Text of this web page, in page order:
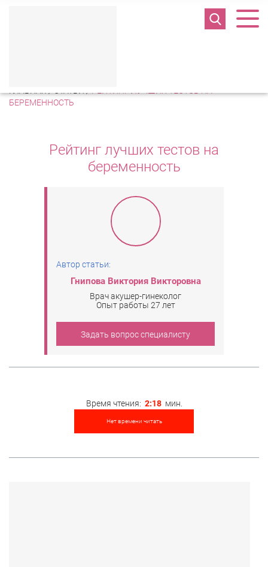
БЕРЕМЕННОСТЬ
Рейтинг лучших тестов на
беременность
Автор статьи:
Гнипова Виктория Викторовна
Врач акушер-гинеколог
Опыт работы 27 лет
Задать вопрос специалисту
Время чтения: 2:18 мин.
Нет времени читать